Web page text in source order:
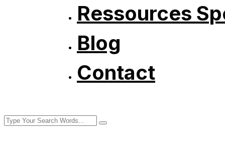
Ressources
Blog
Contact